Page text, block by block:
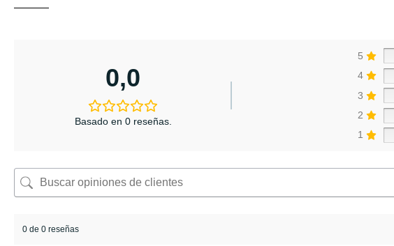
0,0
Basado en 0 reseñas.
5
4
3
2
1
0 de 0 reseñas